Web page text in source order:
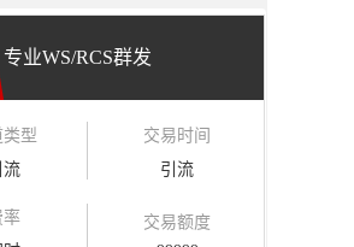
专业WS/RCS群发
型
流
交易时间
引流
率
交易额度